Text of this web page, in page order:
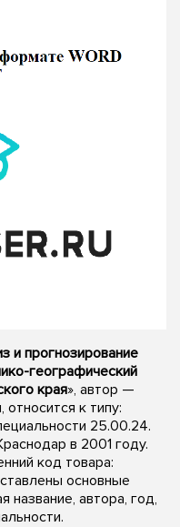
и прогнозирование
географический
края», автор —
к типу:
25.00.24.
в 2001 году.
код товара:
основные
название, автора, год,